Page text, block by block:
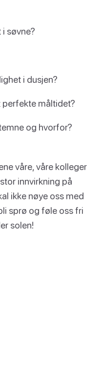
søvne?
i dusjen?
perfekte måltidet?
og hvorfor?
våre, våre kolleger
innvirkning på
ikke nøye oss med
sprø og føle oss fri
solen!